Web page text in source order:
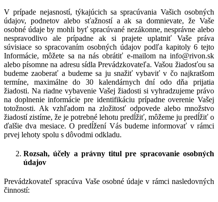
V prípade nejasností, týkajúcich sa spracúvania Vašich osobných
údajov, podnetov alebo sťažností a ak sa domnievate, že Vaše
osobné údaje by mohli byť spracúvané nezákonne, nesprávne alebo
nespravodlivo ale prípadne ak si prajete uplatniť Vaše práva
súvisiace so spracovaním osobných údajov podľa kapitoly 6 tejto
Informácie, môžete sa na nás obrátiť e-mailom na info@rivon.sk
alebo písomne na adresu sídla Prevádzkovateľa. Vašou žiadosťou sa
budeme zaoberať a budeme sa ju snažiť vybaviť v čo najkratšom
termíne, maximálne do 30 kalendárnych dní odo dňa prijatia
žiadosti. Na riadne vybavenie Vašej žiadosti si vyhradzujeme právo
na doplnenie informácie pre identifikáciu prípadne overenie Vašej
totožnosti. Ak vzhľadom na zložitosť odpovede alebo množstvo
žiadostí zistíme, že je potrebné lehotu predĺžiť, môžeme ju predĺžiť o
ďalšie dva mesiace. O predĺžení Vás budeme informovať v rámci
prvej lehoty spolu s dôvodmi odkladu.
Rozsah, účely a právny titul pre spracovanie osobných
údajov
Prevádzkovateľ spracúva Vaše osobné údaje v rámci nasledovných
činností: